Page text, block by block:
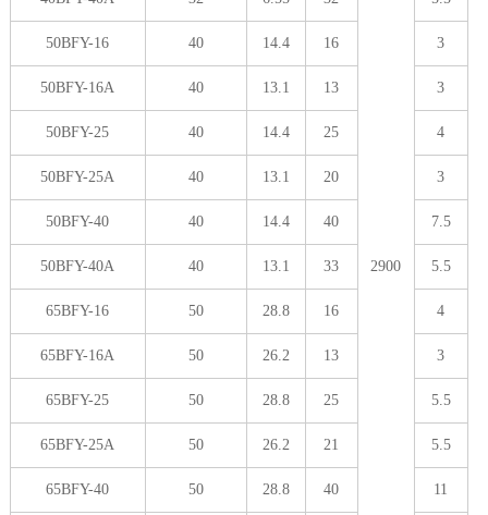
2900
50BFY-16 40 14.4 16 3
50BFY-16A 40 13.1 13 3
50BFY-25 40 14.4 25 4
50BFY-25A 40 13.1 20 3
50BFY-40 40 14.4 40 7.5
50BFY-40A 40 13.1 33 5.5
65BFY-16 50 28.8 16 4
65BFY-16A 50 26.2 13 3
65BFY-25 50 28.8 25 5.5
65BFY-25A 50 26.2 21 5.5
65BFY-40 50 28.8 40 11